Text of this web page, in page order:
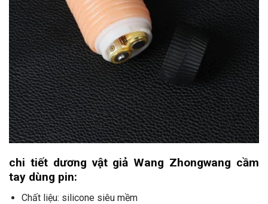
chi tiết dương vật giả Wang Zhongwang cầm
tay dùng pin:
Chất liệu: silicone siêu mềm